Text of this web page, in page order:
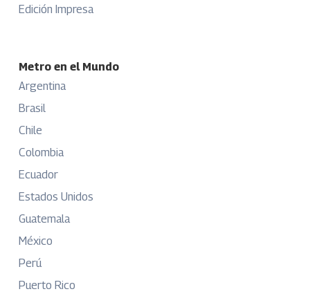
Edición Impresa
Metro en el Mundo
Argentina
Brasil
Chile
Colombia
Ecuador
Estados Unidos
Guatemala
México
Perú
Puerto Rico